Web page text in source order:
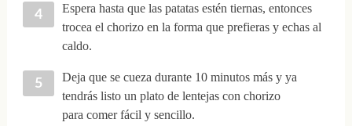
Espera hasta que las patatas estén tiernas, entonces
trocea el chorizo en la forma que prefieras y echas al
caldo.
Deja que se cueza durante 10 minutos más y ya
tendrás listo un plato de lentejas con chorizo
para comer fácil y sencillo.